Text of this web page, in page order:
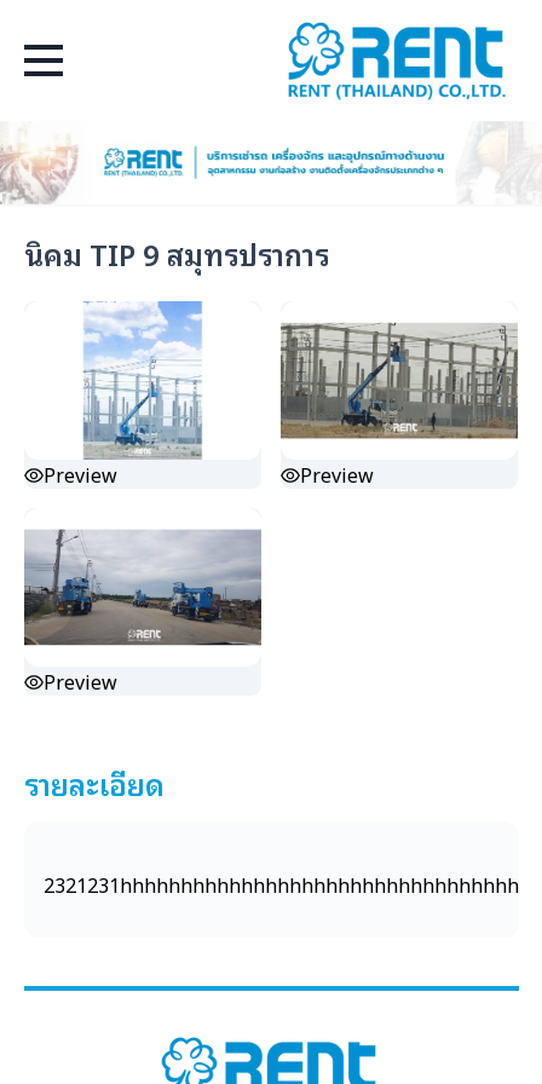
Select Language
▼
นิคม TIP 9 สมุทรปราการ
Preview Preview
Preview
รายละเอียด
2321231hhhhhhhhhhhhhhhhhhhhhhhhhhhhhhhhh